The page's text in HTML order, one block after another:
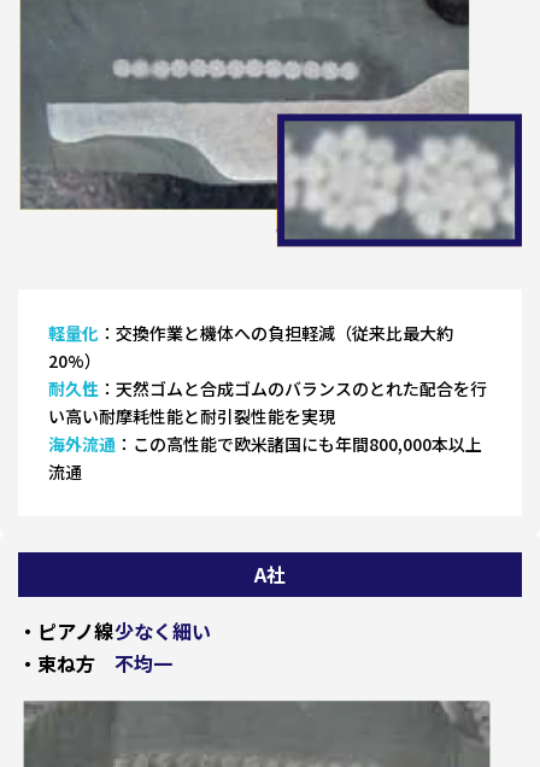
軽量化 ：交換作業と機体への負担軽減（従来比最大約
20%）
耐久性 ：天然ゴムと合成ゴムのバランスのとれた配合を行
い高い耐摩耗性能と耐引裂性能を実現
海外流通 ：この高性能で欧米諸国にも年間800,000本以上
流通
A社
・ピアノ線少なく細い
・束ね方
不均一